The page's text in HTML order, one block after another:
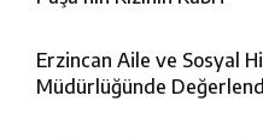
Erzincan Aile ve Sosyal
Müdürlüğünde